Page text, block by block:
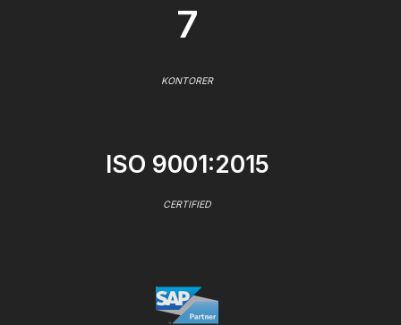
7
KONTORER
ISO 9001:2015
CERTIFIED